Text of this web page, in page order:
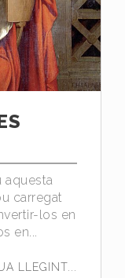
aquesta
carregat
los en
en...
LLEGINT...